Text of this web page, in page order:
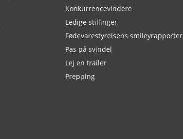
Konkurrencevindere
Ledige stillinger
Fødevarestyrelsens smileyrapporter
Pas på svindel
Lej en trailer
Prepping